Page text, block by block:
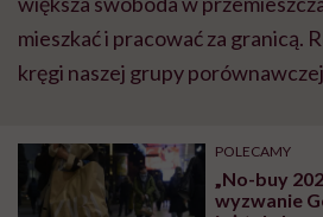
mieszkać i pracować za granicą.
kręgi naszej grupy
POLECAMY
„No-buy
wyzwanie